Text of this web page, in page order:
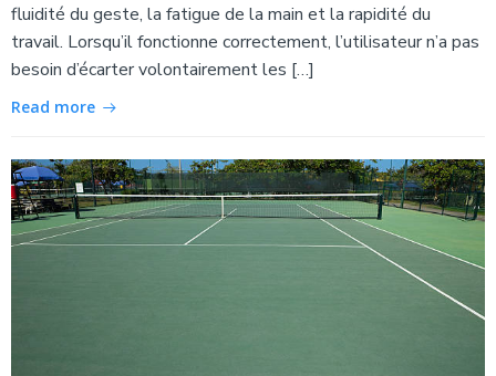
fluidité du geste, la fatigue de la main et la rapidité du
travail. Lorsqu’il fonctionne correctement, l’utilisateur n’a pas
besoin d’écarter volontairement les […]
Read more